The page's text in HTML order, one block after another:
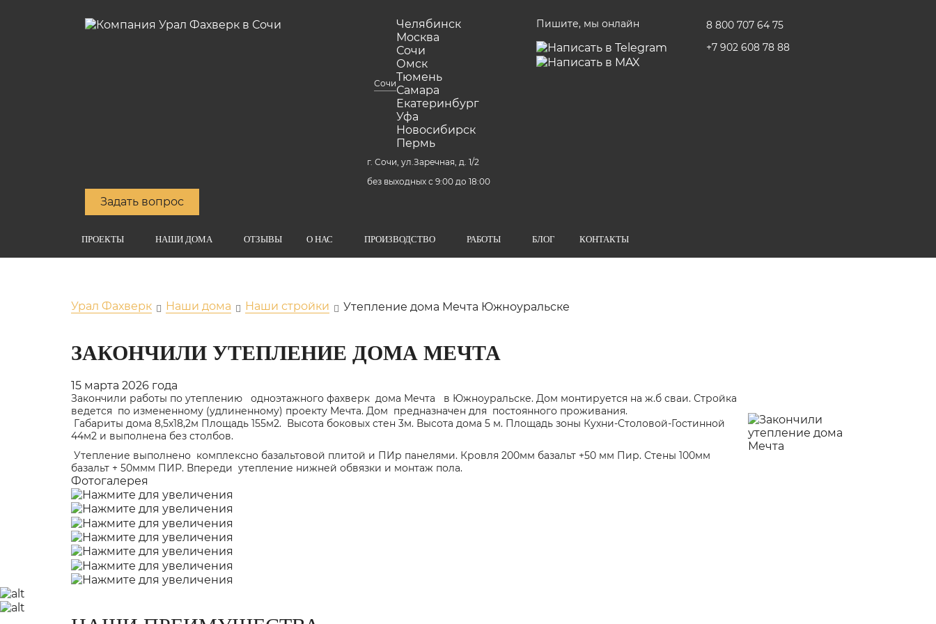
Сочи
Челябинск
Москва
Сочи
Омск
Тюмень
Самара
Екатеринбург
Уфа
Новосибирск
Пермь
г. Сочи, ул.Заречная, д. 1/2
без выходных с 9:00 до 18:00
Пишите, мы онлайн
8 800 707 64 75
+7 902 608 78 88
Задать вопрос
ПРОЕКТЫ НАШИ ДОМА ОТЗЫВЫ О НАС ПРОИЗВОДСТВО РАБОТЫ БЛОГ КОНТАКТЫ
Урал Фахверк Наши дома Наши стройки Утепление дома Мечта Южноуральске
ЗАКОНЧИЛИ УТЕПЛЕНИЕ ДОМА МЕЧТА
15 марта 2026 года
Закончили работы по утеплению одноэтажного фахверк дома Мечта в Южноуральске. Дом монтируется на ж.б сваи. Стройка
ведется по измененному (удлиненному) проекту Мечта. Дом предназначен для постоянного проживания.
Габариты дома 8,5х18,2м Площадь 155м2. Высота боковых стен 3м. Высота дома 5 м. Площадь зоны Кухни-Столовой-Гостинной
44м2 и выполнена без столбов.
Утепление выполнено комплексно базальтовой плитой и ПИр панелями. Кровля 200мм базальт +50 мм Пир. Стены 100мм
базальт + 50ммм ПИР. Впереди утепление нижней обвязки и монтаж пола.
Фотогалерея